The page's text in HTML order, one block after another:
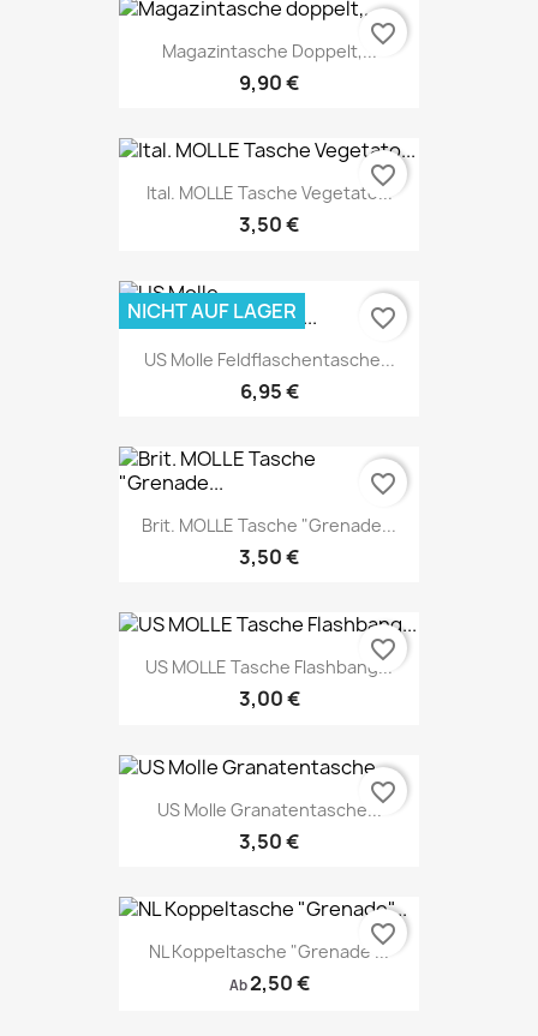
Magazintasche Doppelt,...
9,90 €
favorite_border
Ital. MOLLE Tasche Vegetato...
3,50 €
favorite_border
US Molle Feldflaschentasche...
6,95 €
NICHT AUF LAGER favorite_border
Brit. MOLLE Tasche "Grenade...
3,50 €
favorite_border
US MOLLE Tasche Flashbang...
3,00 €
favorite_border
US Molle Granatentasche...
3,50 €
favorite_border
NL Koppeltasche "Grenade"...
Ab2,50 €
favorite_border